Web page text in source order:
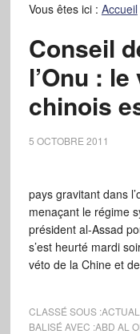
Vous êtes ici : Accueil
Conseil
l’Onu :
chinois
5 OCTOBRE 2011
pays gravitant dans
menaçant le régime
président al-Assad
s’est heurté mardi
véto de la Chine et
CLASSÉ SOUS :
BALISÉ AVEC :ABD AL